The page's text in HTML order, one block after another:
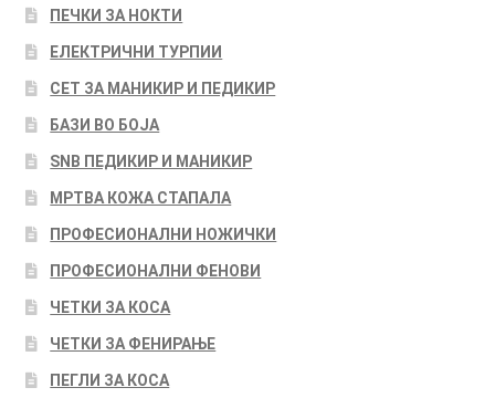
ПЕЧКИ ЗА НОКТИ
ЕЛЕКТРИЧНИ ТУРПИИ
СЕТ ЗА МАНИКИР И ПЕДИКИР
БАЗИ ВО БОЈА
SNB ПЕДИКИР И МАНИКИР
МРТВА КОЖА СТАПАЛА
ПРОФЕСИОНАЛНИ НОЖИЧКИ
ПРОФЕСИОНАЛНИ ФЕНОВИ
ЧЕТКИ ЗА КОСА
ЧЕТКИ ЗА ФЕНИРАЊЕ
ПЕГЛИ ЗА КОСА